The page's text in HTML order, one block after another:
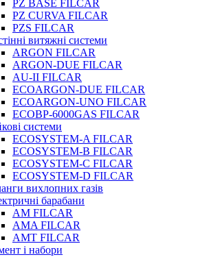
PZ BASE FILCAR
PZ CURVA FILCAR
PZS FILCAR
витяжні системи
ARGON FILCAR
ARGON-DUE FILCAR
AU-II FILCAR
ECOARGON-DUE FILCAR
ECOARGON-UNO FILCAR
ECOBP-6000GAS FILCAR
системи
ECOSYSTEM-A FILCAR
ECOSYSTEM-B FILCAR
ECOSYSTEM-C FILCAR
ECOSYSTEM-D FILCAR
вихлопних газів
барабани
AM FILCAR
AMA FILCAR
AMT FILCAR
і набори